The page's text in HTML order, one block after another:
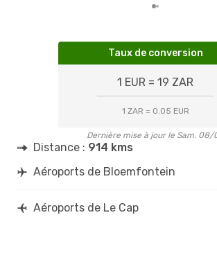
Taux de conversion
1 EUR = 19 ZAR
1 ZAR = 0.05 EUR
Dernière mise à jour le Sam. 08/
Distance : 914 kms
Aéroports de Bloemfontein
Aéroports de Le Cap